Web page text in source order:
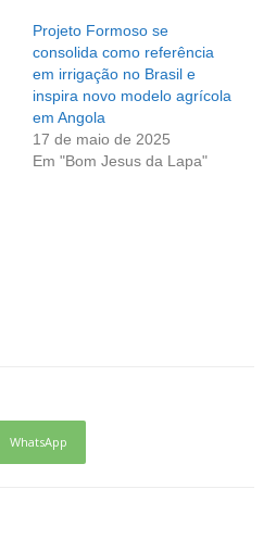
Projeto Formoso se
consolida como referência
em irrigação no Brasil e
inspira novo modelo agrícola
em Angola
17 de maio de 2025
Em "Bom Jesus da Lapa"
WhatsApp